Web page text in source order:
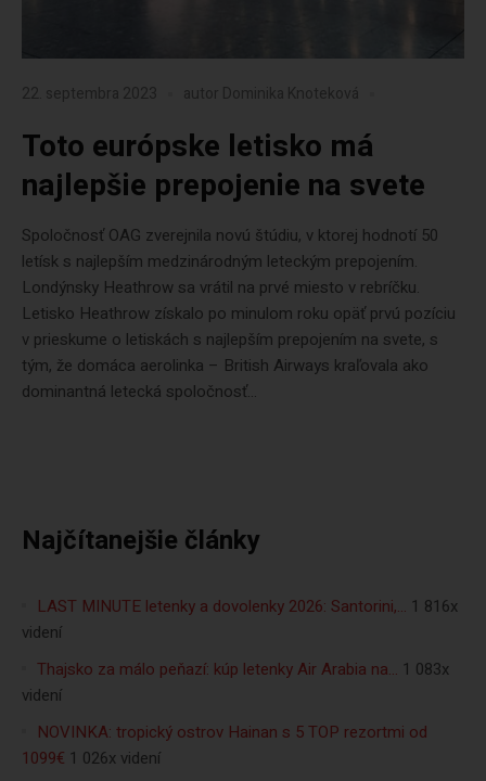
22. septembra 2023 autor Dominika Knoteková
Toto európske letisko má
najlepšie prepojenie na svete
Spoločnosť OAG zverejnila novú štúdiu, v ktorej hodnotí 50
letísk s najlepším medzinárodným leteckým prepojením.
Londýnsky Heathrow sa vrátil na prvé miesto v rebríčku.
Letisko Heathrow získalo po minulom roku opäť prvú pozíciu
v prieskume o letiskách s najlepším prepojením na svete, s
tým, že domáca aerolinka – British Airways kraľovala ako
dominantná letecká spoločnosť...
Najčítanejšie články
LAST MINUTE letenky a dovolenky 2026: Santorini,… 1 816x
videní
Thajsko za málo peňazí: kúp letenky Air Arabia na… 1 083x
videní
NOVINKA: tropický ostrov Hainan s 5 TOP rezortmi od
1099€ 1 026x videní